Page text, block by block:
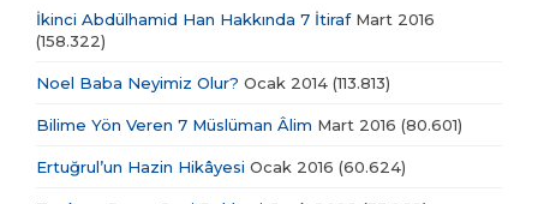
İkinci Abdülhamid Han Hakkında 7 İtirafMart 2016
(158.322)
Noel Baba Neyimiz Olur? Ocak 2014 (113.813)
Bilime Yön Veren 7 Müslüman Âlim Mart 2016 (80.601)
Ertuğrul’un Hazin Hikâyesi Ocak 2016 (60.624)